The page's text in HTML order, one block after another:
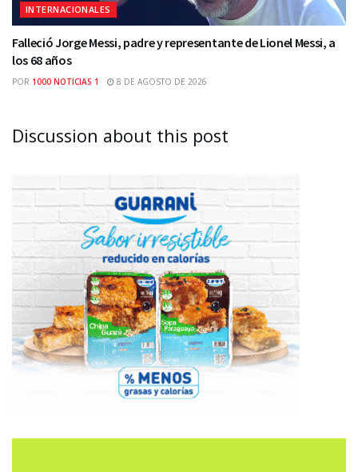
INTERNACIONALES
Falleció Jorge Messi, padre y representante de Lionel Messi, a
los 68 años
POR 1000 NOTICIAS 1 8 DE AGOSTO DE 2026
Discussion about this post